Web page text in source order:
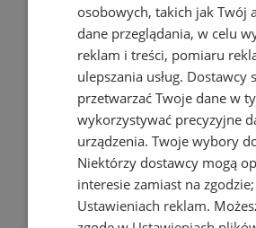
osobowych, takich jak Twój
dane przeglądania, w celu
reklam i treści, pomiaru
ulepszania usług. Dostawcy
przetwarzać Twoje dane w
wykorzystywać precyzyjne
urządzenia. Twoje wybory
Niektórzy dostawcy mogą
interesie zamiast na
Ustawieniach reklam.